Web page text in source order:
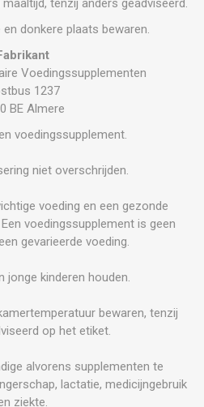
tenzij anders geadviseerd.
donkere plaats bewaren.
Voedingssupplementen
1237
BE Almere
voedingssupplement.
niet overschrijden.
voeding en een gezonde
voedingssupplement is geen
gevarieerde voeding.
jonge kinderen houden.
bewaren, tenzij
op het etiket.
alvorens supplementen te
lactatie, medicijngebruik
ziekte.